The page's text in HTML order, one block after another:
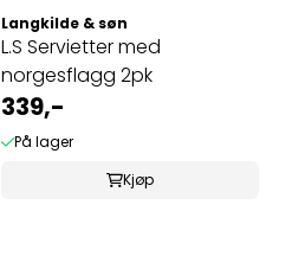
Langkilde & søn
L.S Servietter med
norgesflagg 2pk
339,-
På lager
Kjøp